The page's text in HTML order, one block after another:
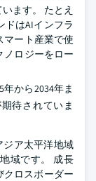
ます。 たとえ
ドはAIインフラ
マート産業で使
ノロジーをロー
から2034年ま
待されていま
ジア太平洋地域
域です。 成長
クロスボーダー